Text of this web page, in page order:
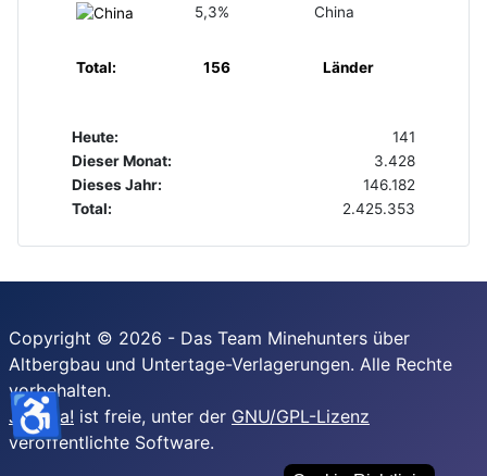
5,3%
China
Total: 156 Länder
Heute:
141
Dieser Monat:
3.428
Dieses Jahr:
146.182
Total:
2.425.353
Copyright © 2026 - Das Team Minehunters über
Altbergbau und Untertage-Verlagerungen. Alle Rechte
vorbehalten.
Joomla! ist freie, unter der GNU/GPL-Lizenz
veröffentlichte Software.